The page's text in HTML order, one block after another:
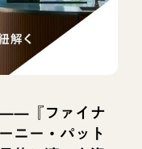
——『ファイナ
ニー・パット